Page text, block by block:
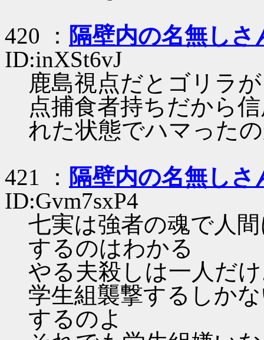
420 ： 隔壁内の名無しさ
ID:inXSt6vJ
鹿島視点だとゴリラ
点捕食者持ちだから
れた状態でハマった
421 ： 隔壁内の名無しさ
ID:Gvm7sxP4
七実は強者の魂で人
するのはわかる
やる夫殺しは一人だ
学生組襲撃するしか
するのよ